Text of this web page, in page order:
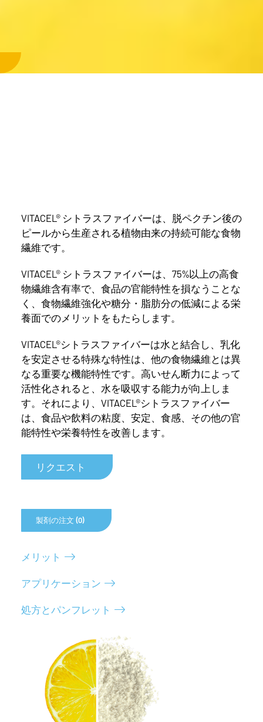
VITACEL® シトラスファイバーは、脱ペクチン後の
ピールから生産される植物由来の持続可能な食物
繊維です。
VITACEL® シトラスファイバーは、75%以上の高食
物繊維含有率で、食品の官能特性を損なうことな
く、食物繊維強化や糖分・脂肪分の低減による栄
養面でのメリットをもたらします。
VITACEL®シトラスファイバーは水と結合し、乳化
を安定させる特殊な特性は、他の食物繊維とは異
なる重要な機能特性です。高いせん断力によって
活性化されると、水を吸収する能力が向上しま
す。それにより、VITACEL®シトラスファイバー
は、食品や飲料の粘度、安定、食感、その他の官
能特性や栄養特性を改善します。
リクエスト
製剤の注文 (0)
メリット
アプリケーション
処方とパンフレット